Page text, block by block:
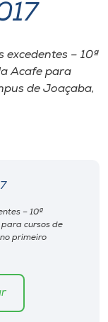
– 10ª
Acafe para
de Joaçaba,
– 10ª
cursos de
primeiro